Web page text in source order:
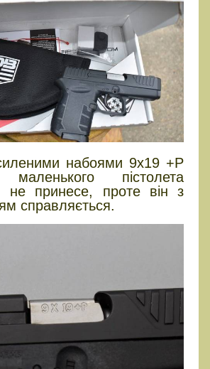
набоями 9x19 +P
пістолета
не принесе, проте він з
справляється.